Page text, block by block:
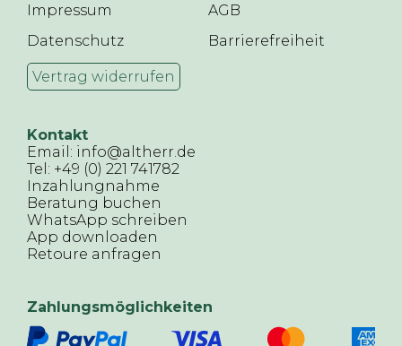
Impressum
AGB
Datenschutz
Barrierefreiheit
Vertrag widerrufen
Kontakt
Email: info@altherr.de
Tel: +49 (0) 221 741782
Inzahlungnahme
Beratung buchen
WhatsApp schreiben
App downloaden
Retoure anfragen
Zahlungsmöglichkeiten